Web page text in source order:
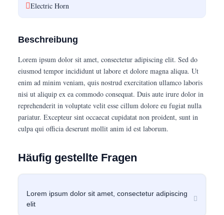
Electric Horn
Beschreibung
Lorem ipsum dolor sit amet, consectetur adipiscing elit. Sed do
eiusmod tempor incididunt ut labore et dolore magna aliqua. Ut
enim ad minim veniam, quis nostrud exercitation ullamco laboris
nisi ut aliquip ex ea commodo consequat. Duis aute irure dolor in
reprehenderit in voluptate velit esse cillum dolore eu fugiat nulla
pariatur. Excepteur sint occaecat cupidatat non proident, sunt in
culpa qui officia deserunt mollit anim id est laborum.
Häufig gestellte Fragen
Lorem ipsum dolor sit amet, consectetur adipiscing
elit